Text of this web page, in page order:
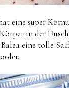
eine super
in der
eine tolle